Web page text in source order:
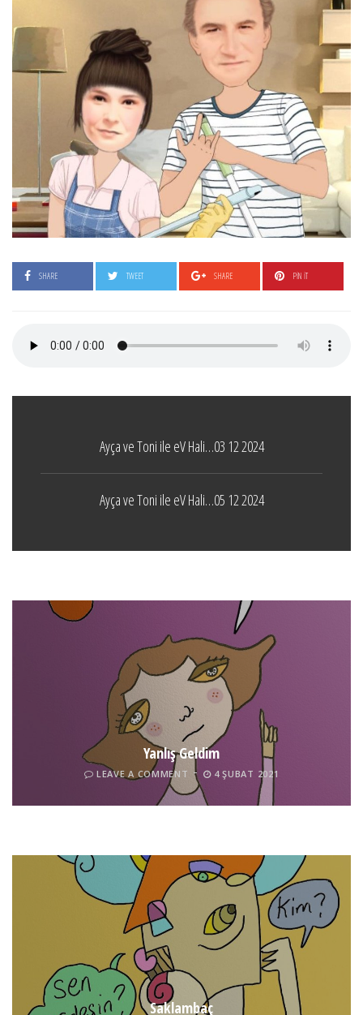
SHARE TWEET SHARE PIN IT
Ayça ve Toni ile eV Hali…03 12 2024
Ayça ve Toni ile eV Hali…05 12 2024
Yanlış Geldim
LEAVE A COMMENT 4 ŞUBAT 2021
Tel İnsan
LEAVE A COMMENT 4 ŞUBAT 2021
Saklambaç